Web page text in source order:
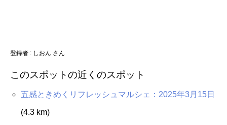
登録者 : しおん さん
このスポットの近くのスポット
五感ときめくリフレッシュマルシェ：2025年3月15日
(4.3 km)